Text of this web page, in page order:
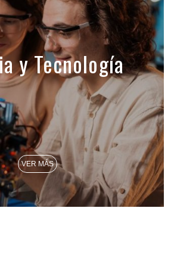
y Tecnología
VER MÁS